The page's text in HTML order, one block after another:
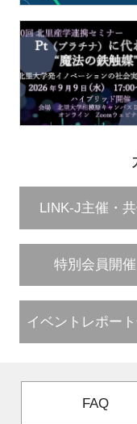
LINK-J主催・
特別会員開催
イベントレポー
FAQ